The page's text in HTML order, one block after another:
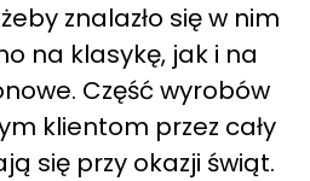
znalazło się w nim
na klasykę, jak i na
Część wyrobów
klientom przez cały
się przy okazji świąt.